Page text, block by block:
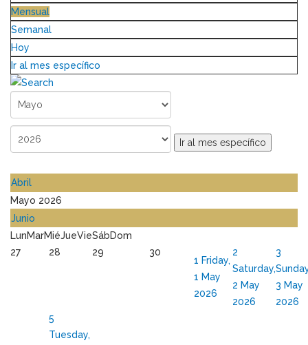
Mensual
Semanal
Hoy
Ir al mes específico
Ir al mes específico
Abril
Mayo 2026
Junio
LunMarMiéJueVieSábDom
27
28 29 30
1 Friday,
1 May
2026
2
Saturday,
2 May
2026
3
3 May
2026
5
Tuesday,